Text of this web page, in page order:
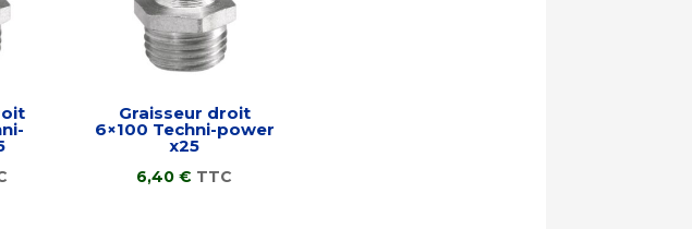
Graisseur droit
6×100 Techni-power
x25
6,40€ TTC